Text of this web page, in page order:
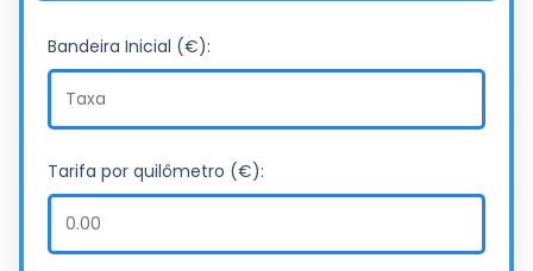
Bandeira Inicial (€):
Tarifa por quilômetro (€):